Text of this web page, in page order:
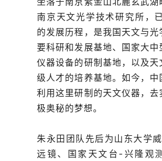
南京天文光学技术研究所，
的发展历程，是我国天文与
要科研和发展基地、国家大中
仪器设备的研制基地，以及天
级人才的培养基地。如今，中
利用这里研制的天文仪器，
极奥秘的梦想。
朱永田团队先后为山东大学
远镜、国家天文台-兴隆观